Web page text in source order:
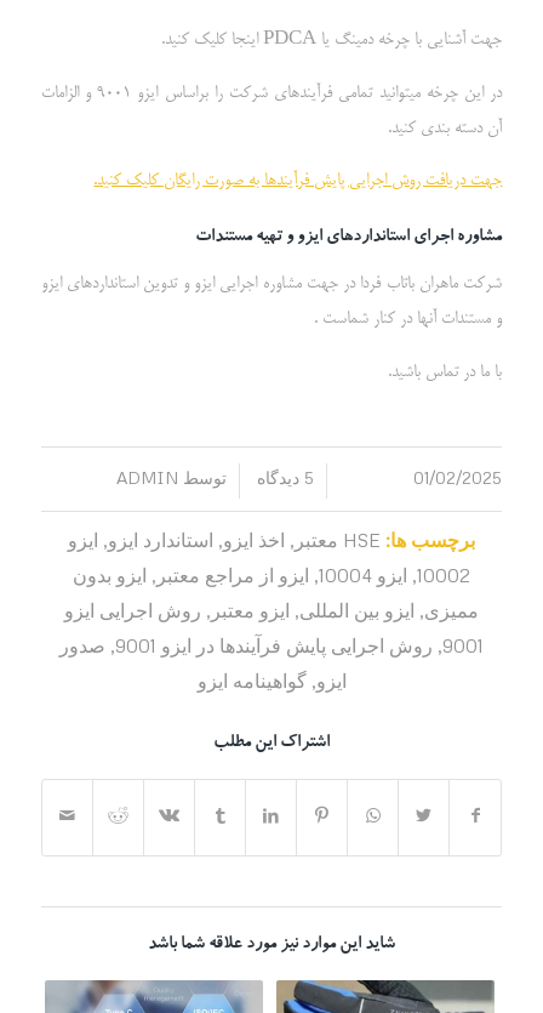
جهت آشنایی با چرخه دمینگ یا PDCA اینجا کلیک کنید.
در این چرخه میتوانید تمامی فرآیندهای شرکت را براساس ایزو 9001 و الزامات
آن دسته بندی کنید.
جهت دریافت روش اجرایی پایش فرآیندها به صورت رایگان کلیک کنید.
مشاوره اجرای استانداردهای ایزو و تهیه مستندات
شرکت ماهران باتاب فردا در جهت مشاوره اجرایی ایزو و تدوین استانداردهای ایزو
و مستندات آنها در کنار شماست .
با ما در تماس باشید.
01/02/2025 5 دیدگاه توسط ADMIN
برچسب ها: HSE معتبر , اخذ ایزو, استاندارد ایزو, ایزو
10002
, ایزو 10004 , ایزو از مراجع معتبر , ایزو بدون
ممیزی, ایزو بین المللی, ایزو معتبر , روش اجرایی ایزو
9001
, روش اجرایی پایش فرآیندها در ایزو 9001 , صدور
ایزو,گواهینامه ایزو
اشتراک این مطلب
شاید این موارد نیز مورد علاقه شما باشد